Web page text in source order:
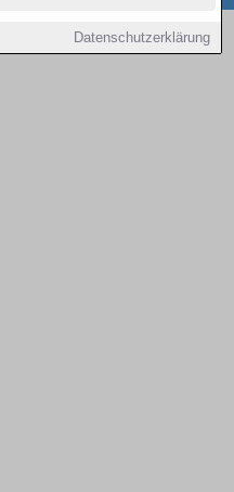
Datenschutzerklärung
GmbH | Content by: 1a-sites-autos